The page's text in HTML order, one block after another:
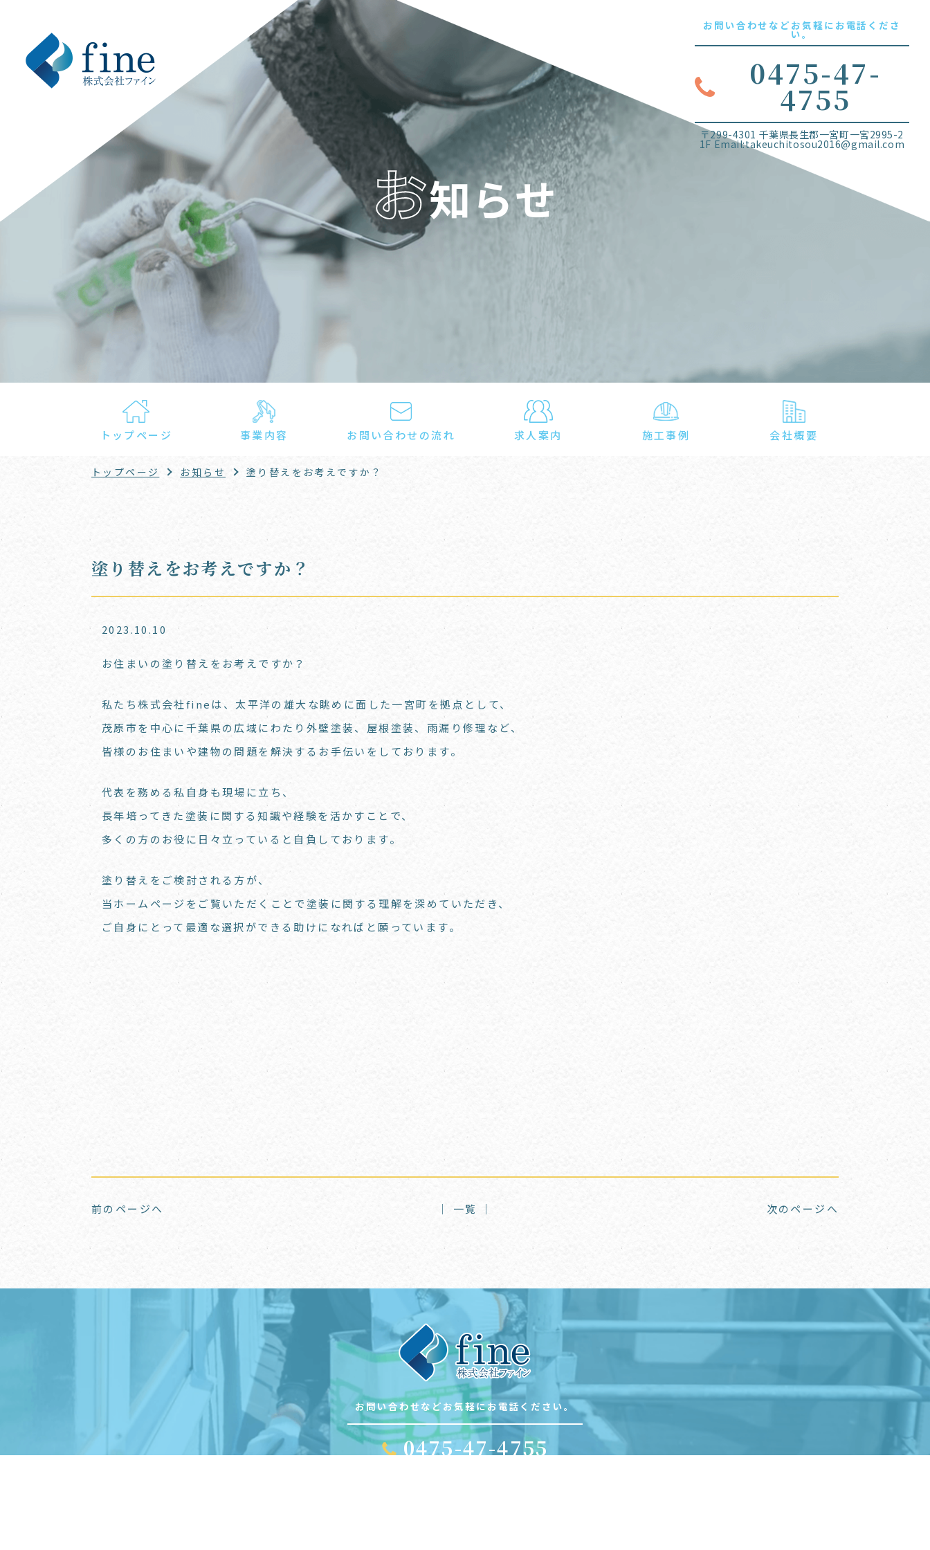
お問い合わせなどお気軽にお電話くださ
い。
0475-47-
4755
〒299-4301 千葉県長生郡一宮町一宮2995-2
1F Email:takeuchitosou2016@gmail.com
お知らせ
トップページ 事業内容 お問い合わせの流れ 求人案内 施工事例 会社概要
トップページ お知らせ 塗り替えをお考えですか？
塗り替えをお考えですか？
2023.10.10
お住まいの塗り替えをお考えですか？
私たち株式会社fineは、太平洋の雄大な眺めに面した一宮町を拠点として、
茂原市を中心に千葉県の広域にわたり外壁塗装、屋根塗装、雨漏り修理など、
皆様のお住まいや建物の問題を解決するお手伝いをしております。
代表を務める私自身も現場に立ち、
長年培ってきた塗装に関する知識や経験を活かすことで、
多くの方のお役に日々立っていると自負しております。
塗り替えをご検討される方が、
当ホームページをご覧いただくことで塗装に関する理解を深めていただき、
ご自身にとって最適な選択ができる助けになればと願っています。
前のページへ 次のページへ
│ 一覧 │
お問い合わせなどお気軽にお電話ください。
0475-47-4755